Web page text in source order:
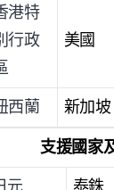
港特
行政
美國
西蘭 新加坡
支援國家
元
泰銖